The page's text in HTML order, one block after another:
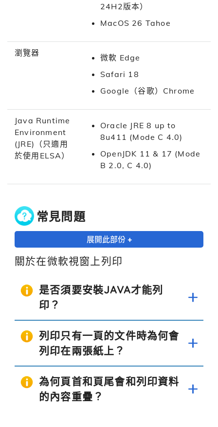
24H2版本）
MacOS 26 Tahoe
瀏覽器
微軟 Edge
Safari 18
Google（谷歌）Chrome
Java Runtime
Environment
(JRE)（只適用
於使用ELSA）
Oracle JRE 8 up to
8u411 (Mode C 4.0)
OpenJDK 11 & 17 (Mode
B 2.0, C 4.0)
常見問題
展開此部份 +
關於在微軟視窗上列印
是否須要安裝JAVA才能列
印？
列印只有一頁的文件時為何會
列印在兩張紙上？
為何頁首和頁尾會和列印資料
的內容重疊？